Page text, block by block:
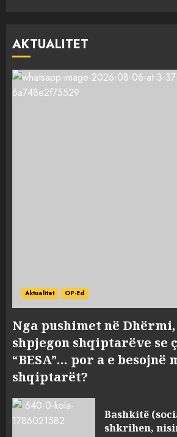
AKTUALITET
Aktualitet OP-Ed
Nga pushimet në Dhërmi,
shpjegon shqiptarëve se
“BESA”… por a e besojnë
shqiptarët?
Bashkitë
shkrihen,